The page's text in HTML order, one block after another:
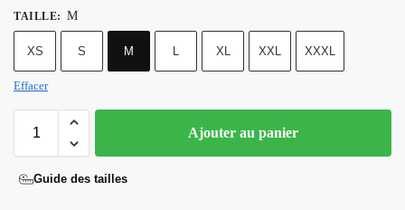
TAILLE: M
XS S M L XL XXL XXXL
Effacer
Ajouter au panier
Guide des tailles